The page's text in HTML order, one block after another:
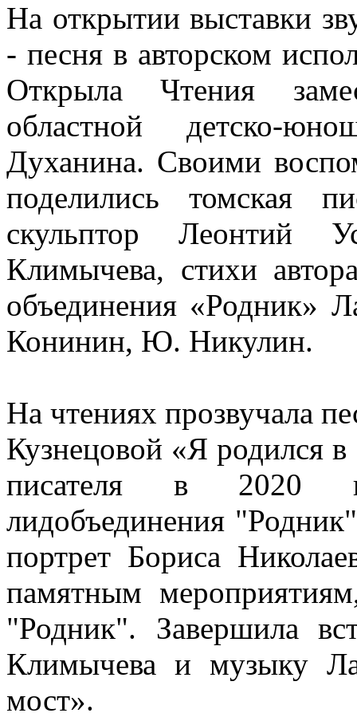
На открытии выставки
- песня в авторском
Открыла Чтения
областной детско-
Духанина. Своими
поделились томская
скульптор Леонтий
Климычева, стихи
объединения «Родник»
Конинин, Ю. Никулин.
На чтениях прозвучала
Кузнецовой «Я родился
писателя в 2020
лидобъединения
портрет Бориса
памятным
"Родник". Завершила
Климычева и музыку
мост».